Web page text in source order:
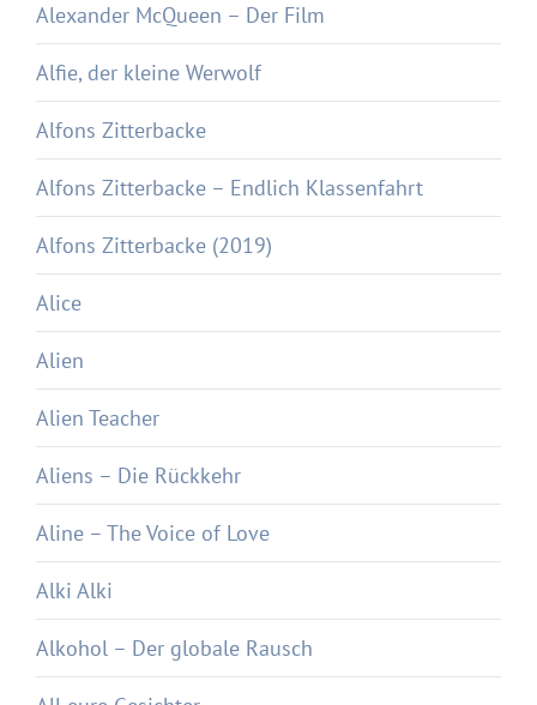
Alexander McQueen – Der Film
Alfie, der kleine Werwolf
Alfons Zitterbacke
Alfons Zitterbacke – Endlich Klassenfahrt
Alfons Zitterbacke (2019)
Alice
Alien
Alien Teacher
Aliens – Die Rückkehr
Aline – The Voice of Love
Alki Alki
Alkohol – Der globale Rausch